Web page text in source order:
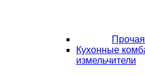
Кухонные
измельчители